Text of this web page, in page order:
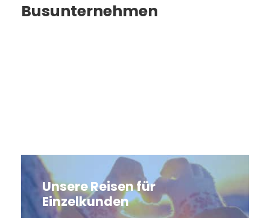
Busunternehmen
Unsere Reisen für
Einzelkunden